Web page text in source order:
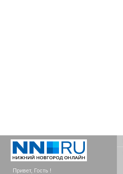
Привет, Гость !